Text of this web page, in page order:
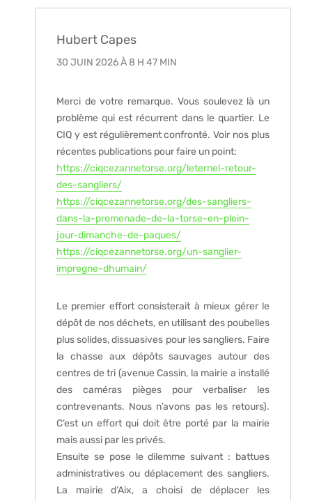
Hubert Capes
30 JUIN 2026 À 8 H 47 MIN
Merci de votre remarque. Vous soulevez là un
problème qui est récurrent dans le quartier. Le
CIQ y est régulièrement confronté. Voir nos plus
récentes publications pour faire un point:
https://ciqcezannetorse.org/leternel-retour-
des-sangliers/
https://ciqcezannetorse.org/des-sangliers-
dans-la-promenade-de-la-torse-en-plein-
jour-dimanche-de-paques/
https://ciqcezannetorse.org/un-sanglier-
impregne-dhumain/
Le premier effort consisterait à mieux gérer le
dépôt de nos déchets, en utilisant des poubelles
plus solides, dissuasives pour les sangliers. Faire
la chasse aux dépôts sauvages autour des
centres de tri (avenue Cassin, la mairie a installé
des caméras pièges pour verbaliser les
contrevenants. Nous n’avons pas les retours).
C’est un effort qui doit être porté par la mairie
mais aussi par les privés.
Ensuite se pose le dilemme suivant : battues
administratives ou déplacement des sangliers.
La mairie d’Aix, a choisi de déplacer les